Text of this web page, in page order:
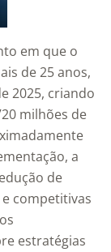
em que o
de 25 anos,
2025, criando
milhões de
a
de
competitivas
estratégias